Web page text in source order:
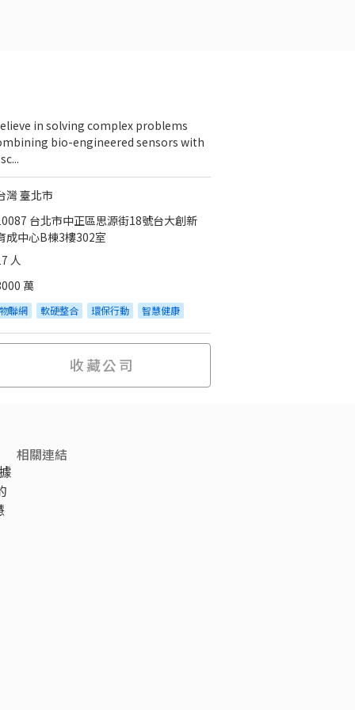
in solving complex problems
bio-engineered sensors with
灣 臺北市
台北市中正區思源街18號台大創新
成中心B棟3樓302室
人
萬
物聯網 軟硬整合 環保行動 智慧健康
收藏公司
相關連結